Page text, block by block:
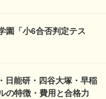
園「小6合否判定テス
日能研・四谷大塚・早稲
の特徴・費用と合格力